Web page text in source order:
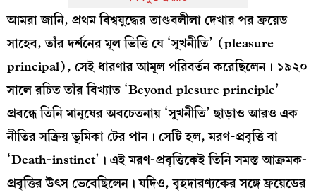
আমরা জানি, প্রথম বিশ্বযুদ্ধের তাণ্ডবলীলা দেখার পর ফ্রয়েড
সাহেব, তাঁর দর্শনের মূল ভিত্তি যে ‘সুখনীতি’ (pleasure
principal), সেই ধারণার আমূল পরিবর্তন করেছিলেন। ১৯২০
সালে রচিত তাঁর বিখ্যাত ‘Beyond plesure principle’
প্রবন্ধে তিনি মানুষের অবচেতনায় ‘সুখনীতি’ ছাড়াও আরও এক
নীতির সক্রিয় ভূমিকা টের পান। সেটি হল, মরণ-প্রবৃত্তি বা
‘Death-instinct’। এই মরণ-প্রবৃত্তিকেই তিনি সমস্ত আক্রমক-
প্রবৃত্তির উৎস ভেবেছিলেন। যদিও, বৃহদারণ্যকের সঙ্গে ফ্রয়েডের